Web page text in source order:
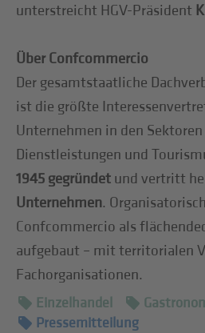
unterstreicht HGV-Präsident
Über Confcommercio
Der gesamtstaatliche
ist die größte
Unternehmen in den Sektoren
Dienstleistungen und
1945 gegründet und vertritt
Unternehmen.
Confcommercio als
aufgebaut – mit territorialen
Fachorganisationen.
Einzelhandel
Pressemitteilung